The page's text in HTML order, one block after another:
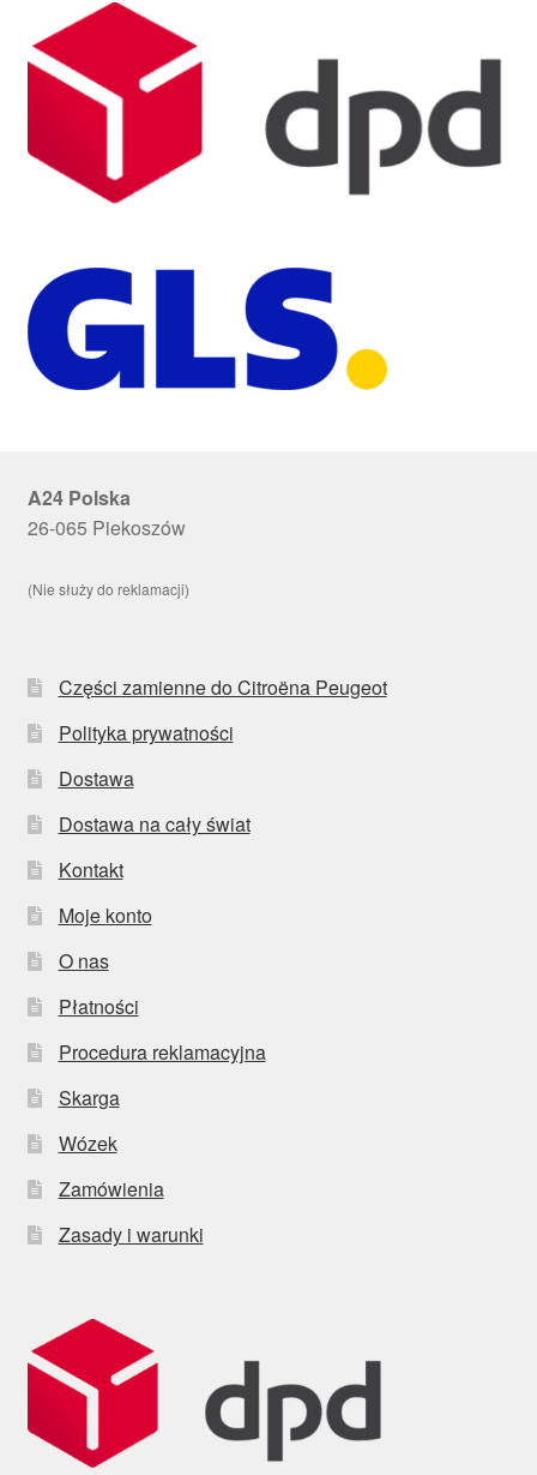
A24 Polska
26-065 Piekoszów
(Nie służy do reklamacji)
Części zamienne do Citroëna Peugeot
Polityka prywatności
Dostawa
Dostawa na cały świat
Kontakt
Moje konto
O nas
Płatności
Procedura reklamacyjna
Skarga
Wózek
Zamówienia
Zasady i warunki